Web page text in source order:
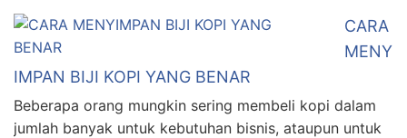
CARA
MENY
IMPAN BIJI KOPI YANG BENAR
Beberapa orang mungkin sering membeli kopi dalam
jumlah banyak untuk kebutuhan bisnis, ataupun untuk